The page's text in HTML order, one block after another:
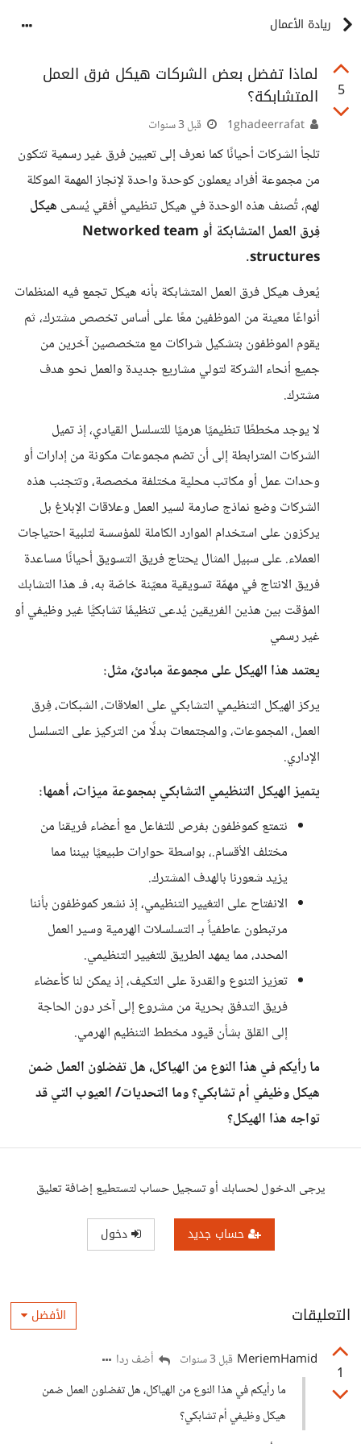
ريادة الأعمال
5
لماذا تفضل بعض الشركات هيكل فرق العمل
المتشابكة؟
قبل 3 سنوات
تلجأ الشركات أحيانًا كما نعرف إلى تعيين فرق غير رسمية تتكون
من مجموعة أفراد يعملون كوحدة واحدة لإنجاز المهمة الموكلة
لهم، تُصنف هذه الوحدة في هيكل تنظيمي أفقي يُسمى هيكل
فِرق العمل المتشابكة أو Networked team
structures.
يُعرف هيكل فرق العمل المتشابكة بأنه هيكل تجمع فيه المنظمات
أنواعًا معينة من الموظفين معًا على أساس تخصص مشترك، ثم
يقوم الموظفون بتشكيل شراكات مع متخصصين آخرين من
جميع أنحاء الشركة لتولي مشاريع جديدة والعمل نحو هدف
مشترك.
لا يوجد مخططًا تنظيميًا هرميًا للتسلسل القيادي، إذ تميل
الشركات المترابطة إلى أن تضم مجموعات مكونة من إدارات أو
وحدات عمل أو مكاتب محلية مختلفة مخصصة، وتتجنب هذه
الشركات وضع نماذج صارمة لسير العمل وعلاقات الإبلاغ بل
يركزون على استخدام الموارد الكاملة للمؤسسة لتلبية احتياجات
العملاء. على سبيل المثال يحتاج فريق التسويق أحيانًا مساعدة
فريق الانتاج في مهمّة تسويقية معيّنة خاصّة به، فـ هذا التشابك
المؤقت بين هذين الفريقين يُدعى تنظيمًا تشابكيًّا غير وظيفي أو
غير رسمي
يعتمد هذا الهيكل على مجموعة مبادئ، مثل:
يركز الهيكل التنظيمي التشابكي على العلاقات، الشبكات، فِرق
العمل، المجموعات، والمجتمعات بدلًا من التركيز على التسلسل
الإداري.
يتميز الهيكل التنظيمي التشابكي بمجموعة ميزات، أهمها:
نتمتع كموظفون بفرص للتفاعل مع أعضاء فريقنا من
مختلف الأقسام.، بواسطة حوارات طبيعيًا بيننا مما
يزيد شعورنا بالهدف المشترك.
الانفتاح على التغيير التنظيمي، إذ نشعر كموظفون بأننا
مرتبطون عاطفياً بـ التسلسلات الهرمية وسير العمل
المحدد، مما يمهد الطريق للتغيير التنظيمي.
تعزيز التنوع والقدرة على التكيف، إذ يمكن لنا كأعضاء
فريق التدفق بحرية من مشروع إلى آخر دون الحاجة
إلى القلق بشأن قيود مخطط التنظيم الهرمي.
ما رأيكم في هذا النوع من الهياكل، هل تفضلون العمل ضمن
هيكل وظيفي أم تشابكي؟ وما التحديات/ العيوب التي قد
تواجه هذا الهيكل؟
يرجى الدخول لحسابك أو تسجيل حساب لتستطيع إضافة تعليق
حساب جديد دخول
التعليقات الأفضل
1
MeriemHamid قبل 3 سنوات
أضف ردا
ما رأيكم في هذا النوع من الهياكل، هل تفضلون العمل ضمن
هيكل وظيفي أم تشابكي؟